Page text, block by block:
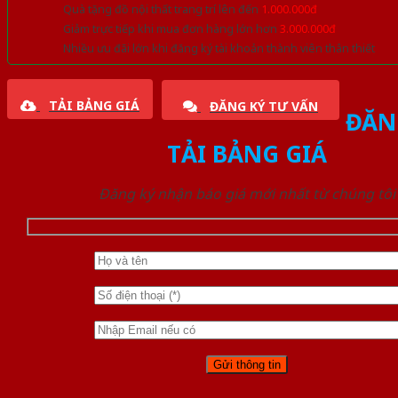
Quà tặng đồ nội thất trang trí lên đến 1.000.000đ
Giảm trực tiếp khi mua đơn hàng lớn hơn 3.000.000đ
Nhiều ưu đãi lớn khi đăng ký tài khoản thành viên thân thiết
TẢI BẢNG GIÁ ĐĂNG KÝ TƯ VẤN
TẢI BẢNG GIÁ
Đăng ký nhận báo giá mới nhất từ chúng tôi